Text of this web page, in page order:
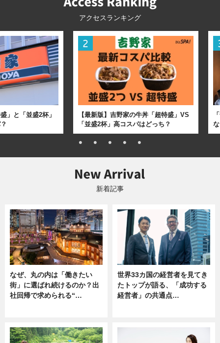
アクセスランキング
」と「並盛2杯」
【最新版】吉野家の牛丼「超特盛」VS
「並盛2杯」高コスパはどっち？
新着記事
なぜ、丸の内は「働きたい
街」に選ばれ続けるのか？出
社回帰で求められる“…
世界33カ国の経営者を見てき
たトップが語る、「成功する
経営者」の共通点…